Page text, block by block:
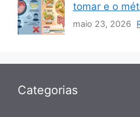
tomar e o
maio 23, 2026
Categorias